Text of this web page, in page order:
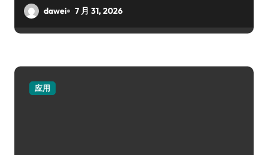
dawei 7 月 31, 2026
应用